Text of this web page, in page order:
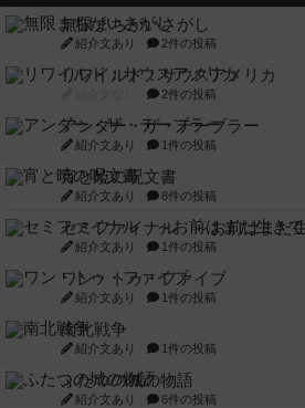
無限まちがいさがし
紹介文あり 2件の投稿
リワイルド：サウスアメリカ
2件の投稿
アンダー・ザ・テーブラー
紹介文あり 1件の投稿
宵と暁の呪文書
紹介文あり 8件の投稿
セミファイナル ～お前はまだ
紹介文あり 1件の投稿
ワン・トゥ・ファイブ
紹介文あり 1件の投稿
南北戦争
紹介文あり 1件の投稿
ふたつの城の物語
紹介文あり 6件の投稿